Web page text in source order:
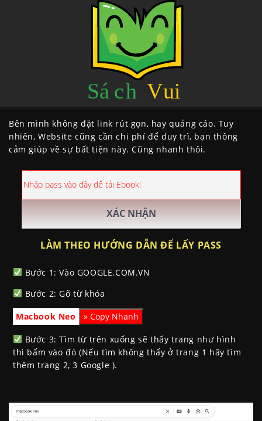
Bên mình không đặt link rút gọn, hay quảng cáo. Tuy
nhiên, Website cũng cần chi phí để duy trì, bạn thông
cảm giúp về sự bất tiện này. Cũng nhanh thôi.
LÀM THEO HƯỚNG DẪN ĐỂ LẤY PASS
Bước 1: Vào GOOGLE.COM.VN
Bước 2: Gõ từ khóa
Macbook Neo
Bước 3: Tìm từ trên xuống sẽ thấy trang như hình
thì bấm vào đó (Nếu tìm không thấy ở trang 1 hãy tìm
thêm trang 2, 3 Google ).